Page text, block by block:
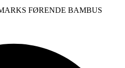
FØRENDE BAMBUS